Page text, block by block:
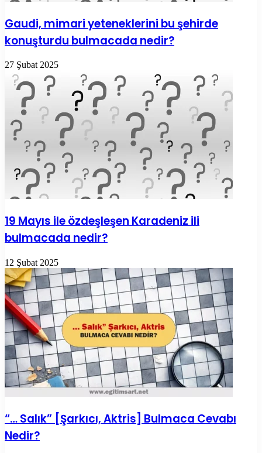
Gaudi, mimari yeteneklerini bu şehirde
konuşturdu bulmacada nedir?
27 Şubat 2025
19 Mayıs ile özdeşleşen Karadeniz ili
bulmacada nedir?
12 Şubat 2025
“… Salık” [Şarkıcı, Aktris] Bulmaca Cevabı
Nedir?